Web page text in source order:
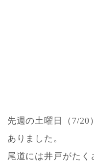
先週の土曜日（7/20
ありました。
尾道には井戸がた